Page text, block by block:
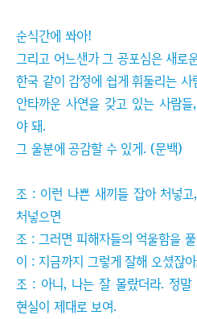
순식간에 쏴아!
그리고 어느샌가 그 공포심은 새로
한국 같이 감정에 쉽게 휘둘리는 사
안타까운 사연을 갖고 있는 사람
야 돼.
그 울분에 공감할 수 있게. (문백)
조 : 이런 나쁜 새끼들 잡아 처넣
처넣으면
조 : 그러면 피해자들의 억울함을
이 : 지금까지 그렇게 잘해 오셨잖
조 : 아니, 나는 잘 몰랐더라. 정말
현실이 제대로 보여.